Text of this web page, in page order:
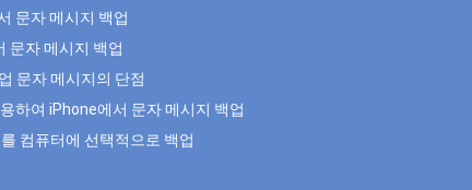
문자 메시지 백업
문자 메시지 백업
문자 메시지의 단점
하여 iPhone에서 문자 메시지 백업
컴퓨터에 선택적으로 백업